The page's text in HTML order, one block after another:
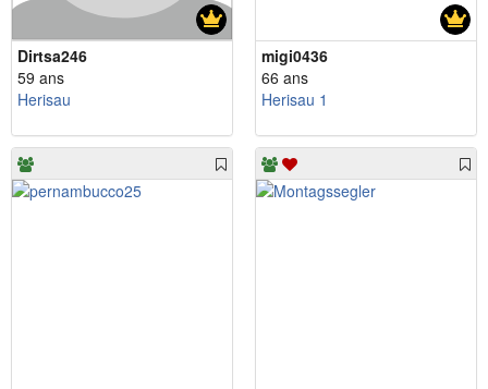
Dirtsa246
59 ans
Herisau
migi0436
66 ans
Herisau 1